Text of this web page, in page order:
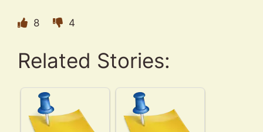
8 4
Related Stories: